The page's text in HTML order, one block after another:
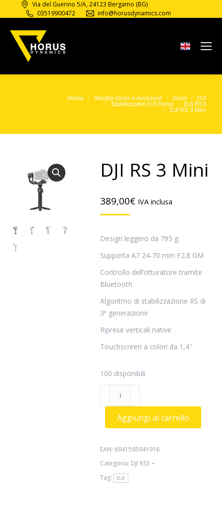
Via del Guerino 5/A, 24123 Bergamo (BG)
03519900472
info@horusdynamics.com
Tu sei qui:
Home Vendita Droni e Accessori Droni
DJI
Stabilizzatori DJI Ronin
DJI RS3
DJI RS 3 Mini
DJI RS 3 Mini
389,00€ IVA inclusa
Design leggero da 795 g
Supporta A7 24-70 mm F2.8 GM
Controllo dell’otturatore tramite
Bluetooth
Algoritmo di stabilizzazione RS di
3ª generazione
Riprese verticali native
Touchscreen a colori da 1,4″
100 disponibili
Mini
Aggiungi al carrello
EAN: 6941565941916
Categoria: DJI RS3
Tag:
DJI